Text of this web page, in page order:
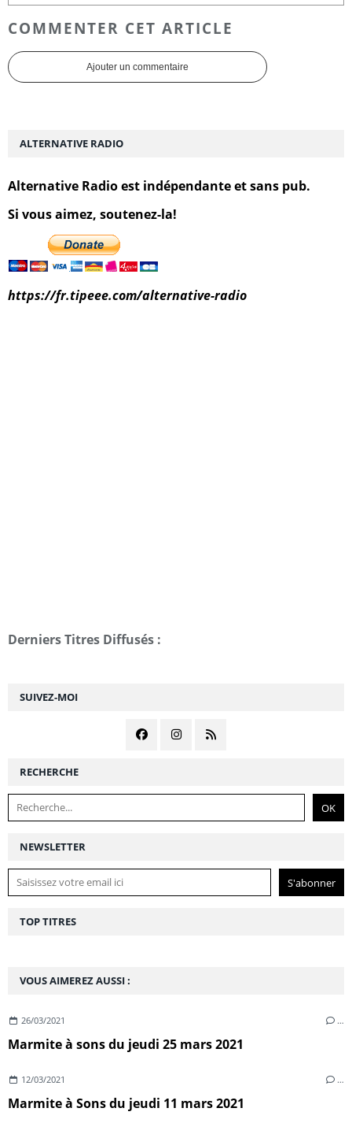
COMMENTER CET ARTICLE
Ajouter un commentaire
NEWSLETTER
SUIVEZ-MOI
RECHERCHE
VOUS AIMEREZ AUSSI :
26/03/2021 …
Marmite à sons du jeudi 25 mars 2021
12/03/2021 …
Marmite à Sons du jeudi 11 mars 2021
ALTERNATIVE RADIO
Alternative Radio est indépendante et sans pub.
Si vous aimez, soutenez-la!
https://fr.tipeee.com/alternative-radio
Derniers Titres Diffusés :
TOP TITRES